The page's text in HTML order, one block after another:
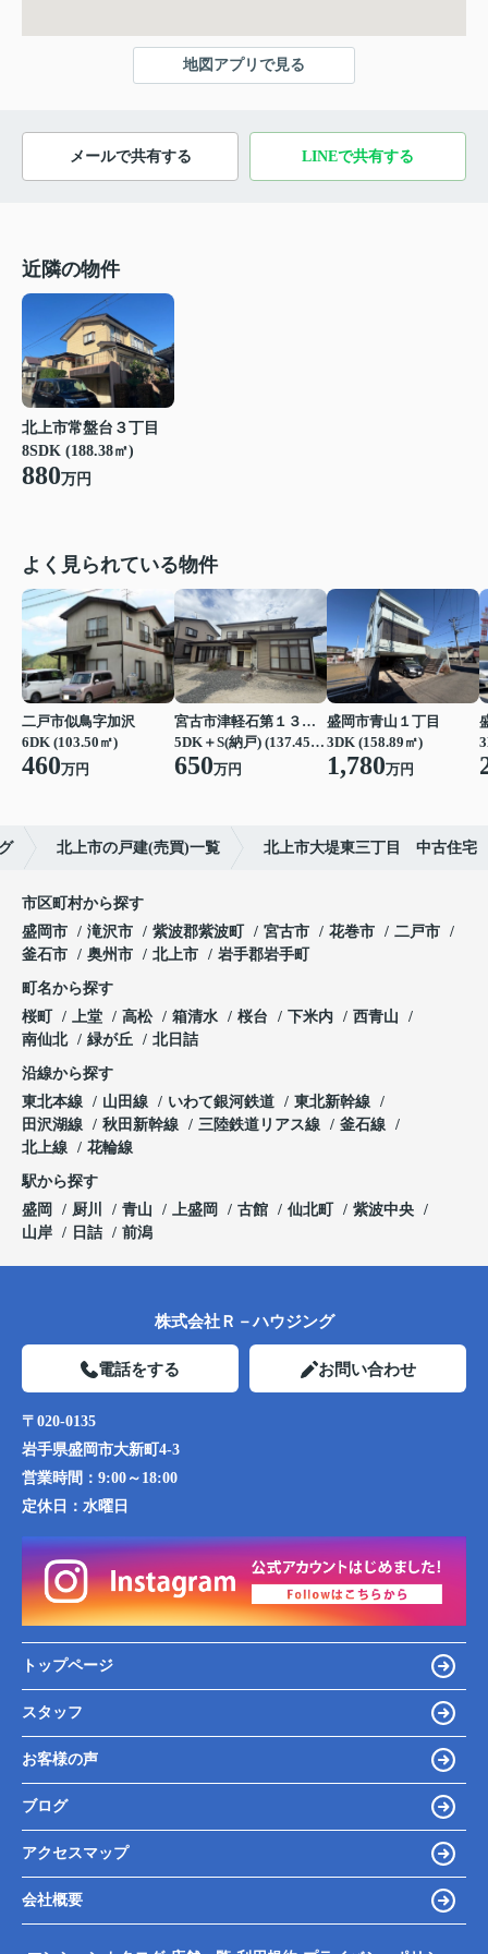
地図アプリで見る
メールで共有する LINEで共有する
近隣の物件
北上市常盤台３丁目
8SDK (188.38㎡)
880万円
よく見られている物件
二戸市似鳥字加沢
6DK (103.50㎡)
460万円
宮古市津軽石第１３地割
5DK＋S(納戸) (137.45㎡)
650万円
盛岡市青山１丁目
3DK (158.89㎡)
1,780万円
北上市の戸建(売買)一覧 北上市大堤東三丁目 中古住宅
市区町村から探す
盛岡市
滝沢市 紫波郡紫波町 宮古市 花巻市
二戸市
釜石市
奥州市 北上市 岩手郡岩手町
町名から探す
桜町
上堂 高松 箱清水 桜台 下米内
西青山
南仙北
緑が丘 北日詰
沿線から探す
東北本線
山田線 いわて銀河鉄道
東北新幹線
田沢湖線
秋田新幹線 三陸鉄道リアス線
釜石線
北上線
花輪線
駅から探す
盛岡
厨川 青山 上盛岡 古館 仙北町
紫波中央
山岸
日詰 前潟
株式会社Ｒ－ハウジング
電話をする お問い合わせ
〒020-0135
岩手県盛岡市大新町4-3
営業時間： 9:00～18:00
定休日： 水曜日
トップページ
スタッフ
お客様の声
ブログ
アクセスマップ
会社概要